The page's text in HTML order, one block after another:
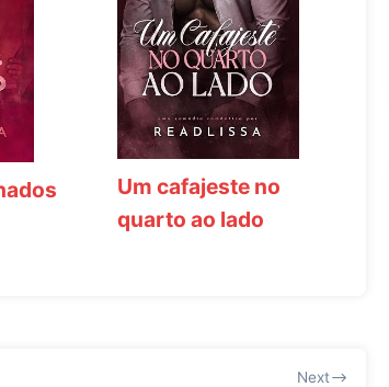
Um cafajeste no
quarto ao lado
Next